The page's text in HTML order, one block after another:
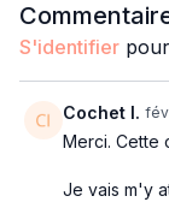
S'identifier
Cochet I.
Merci. Cette
Je vais m'y